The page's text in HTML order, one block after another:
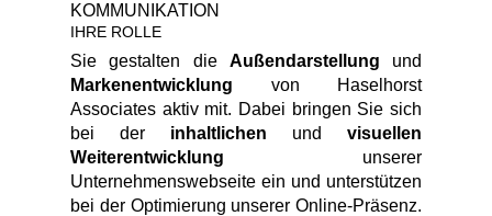
KOMMUNIKATION
IHRE ROLLE
Sie gestalten die Außendarstellung und
Markenentwicklung von Haselhorst
Associates aktiv mit. Dabei bringen Sie sich
bei der inhaltlichen und visuellen
Weiterentwicklung unserer
Unternehmenswebseite ein und unterstützen
bei der Optimierung unserer Online-Präsenz.